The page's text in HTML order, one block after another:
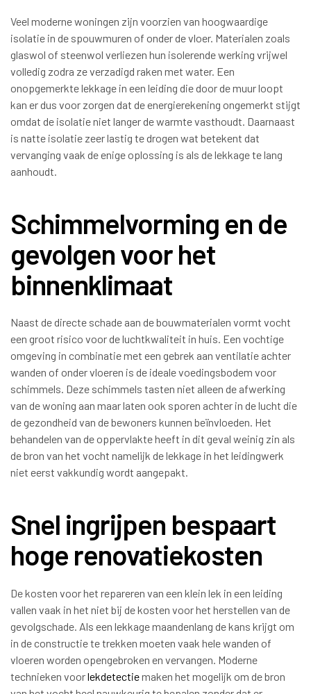
Veel moderne woningen zijn voorzien van hoogwaardige
isolatie in de spouwmuren of onder de vloer. Materialen zoals
glaswol of steenwol verliezen hun isolerende werking vrijwel
volledig zodra ze verzadigd raken met water. Een
onopgemerkte lekkage in een leiding die door de muur loopt
kan er dus voor zorgen dat de energierekening ongemerkt stijgt
omdat de isolatie niet langer de warmte vasthoudt. Daarnaast
is natte isolatie zeer lastig te drogen wat betekent dat
vervanging vaak de enige oplossing is als de lekkage te lang
aanhoudt.
Schimmelvorming en de
gevolgen voor het
binnenklimaat
Naast de directe schade aan de bouwmaterialen vormt vocht
een groot risico voor de luchtkwaliteit in huis. Een vochtige
omgeving in combinatie met een gebrek aan ventilatie achter
wanden of onder vloeren is de ideale voedingsbodem voor
schimmels. Deze schimmels tasten niet alleen de afwerking
van de woning aan maar laten ook sporen achter in de lucht die
de gezondheid van de bewoners kunnen beïnvloeden. Het
behandelen van de oppervlakte heeft in dit geval weinig zin als
de bron van het vocht namelijk de lekkage in het leidingwerk
niet eerst vakkundig wordt aangepakt.
Snel ingrijpen bespaart
hoge renovatiekosten
De kosten voor het repareren van een klein lek in een leiding
vallen vaak in het niet bij de kosten voor het herstellen van de
gevolgschade. Als een lekkage maandenlang de kans krijgt om
in de constructie te trekken moeten vaak hele wanden of
vloeren worden opengebroken en vervangen. Moderne
technieken voorlekdetectiemaken het mogelijk om de bron